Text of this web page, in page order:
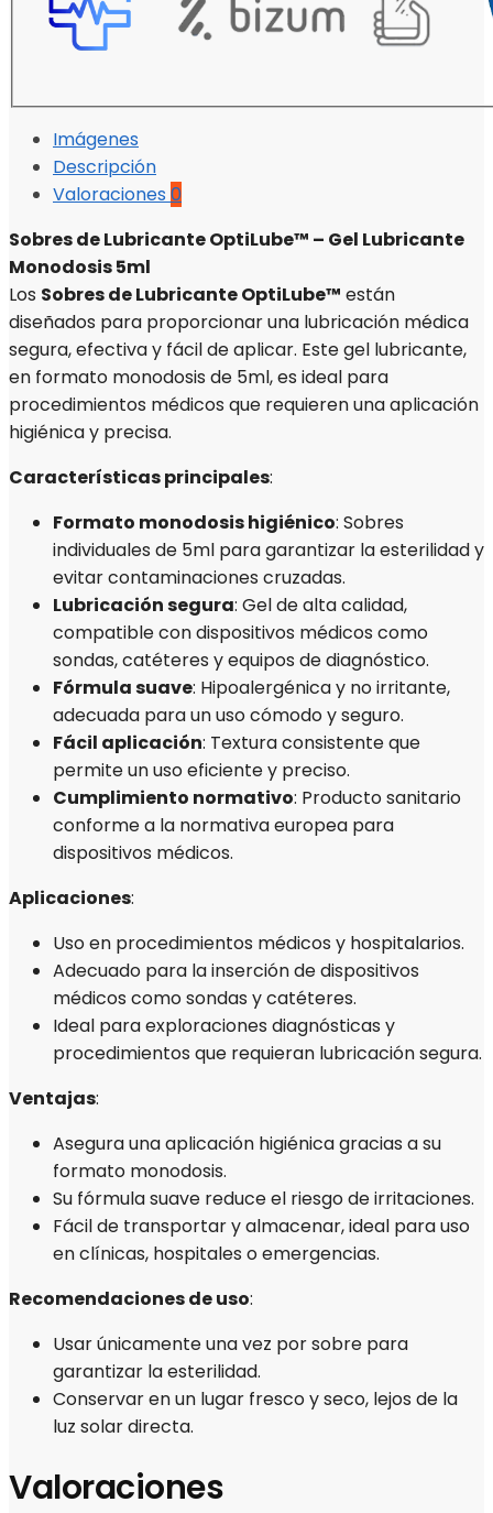
Imágenes
Descripción
Valoraciones 0
Sobres de Lubricante OptiLube™ – Gel Lubricante
Monodosis 5ml
Los Sobres de Lubricante OptiLube™ están
diseñados para proporcionar una lubricación médica
segura, efectiva y fácil de aplicar. Este gel lubricante,
en formato monodosis de 5ml, es ideal para
procedimientos médicos que requieren una aplicación
higiénica y precisa.
Características principales:
Formato monodosis higiénico: Sobres
individuales de 5ml para garantizar la esterilidad y
evitar contaminaciones cruzadas.
Lubricación segura: Gel de alta calidad,
compatible con dispositivos médicos como
sondas, catéteres y equipos de diagnóstico.
Fórmula suave: Hipoalergénica y no irritante,
adecuada para un uso cómodo y seguro.
Fácil aplicación: Textura consistente que
permite un uso eficiente y preciso.
Cumplimiento normativo: Producto sanitario
conforme a la normativa europea para
dispositivos médicos.
Aplicaciones:
Uso en procedimientos médicos y hospitalarios.
Adecuado para la inserción de dispositivos
médicos como sondas y catéteres.
Ideal para exploraciones diagnósticas y
procedimientos que requieran lubricación segura.
Ventajas:
Asegura una aplicación higiénica gracias a su
formato monodosis.
Su fórmula suave reduce el riesgo de irritaciones.
Fácil de transportar y almacenar, ideal para uso
en clínicas, hospitales o emergencias.
Recomendaciones de uso:
Usar únicamente una vez por sobre para
garantizar la esterilidad.
Conservar en un lugar fresco y seco, lejos de la
luz solar directa.
Valoraciones